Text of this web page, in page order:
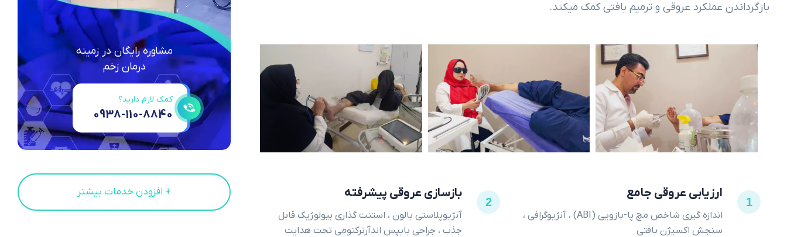
بازگرداندن عملکرد عروقی و ترمیم بافتی کمک میکند.
1
ارزیابی عروقی جامع
اندازه گیری شاخص مچ پا-بازویی (ABI) ، آنژیوگرافی ،
سنجش اکسیژن بافتی
2
بازسازی عروقی پیشرفته
آنژیوپلاستی بالون ، استنت گذاری بیولوژیک قابل
جذب ، جراحی بایپس اندآرترکتومی تحت هدایت
مشاوره رایگان در زمینه
درمان زخم
کمک لازم دارید؟
0938-110-8840
+ افزودن خدمات بیشتر